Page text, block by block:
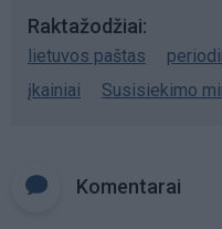
Raktažodžiai
lietuvos paštas
įkainiai
Susisiekimo
Komentarai